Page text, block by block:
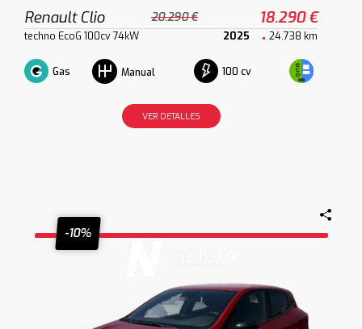
Renault Clio 20.290 € 18.290 €
techno EcoG 100cv 74kW 2025 24.738 km
Gas Manual 100 cv
VER DETALLES
-10%